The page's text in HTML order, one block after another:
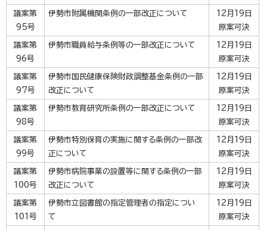
議案第
95号
伊勢市附属機関条例の一部改正について
12月19日
原案可決
議案第
96号
伊勢市職員給与条例等の一部改正について
12月19日
原案可決
議案第
97号
伊勢市国民健康保険財政調整基金条例の一部
改正について
12月19日
原案可決
議案第
98号
伊勢市教育研究所条例の一部改正について
12月19日
原案可決
議案第
99号
伊勢市特別保育の実施に関する条例の一部改
正について
12月19日
原案可決
議案第
100号
伊勢市病院事業の設置等に関する条例の一部
改正について
12月19日
原案可決
議案第
101号
伊勢市立図書館の指定管理者の指定につい
て
12月19日
原案可決